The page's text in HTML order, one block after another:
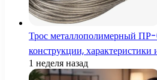
Трос металлополимерный
конструкции,
1 неделя назад